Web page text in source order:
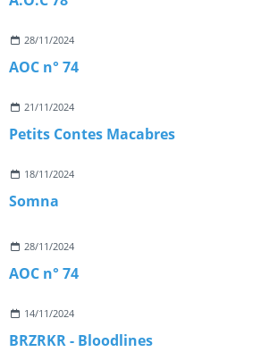
28/11/2024
AOC n° 74
21/11/2024
Petits Contes Macabres
18/11/2024
Somna
28/11/2024
AOC n° 74
14/11/2024
BRZRKR - Bloodlines